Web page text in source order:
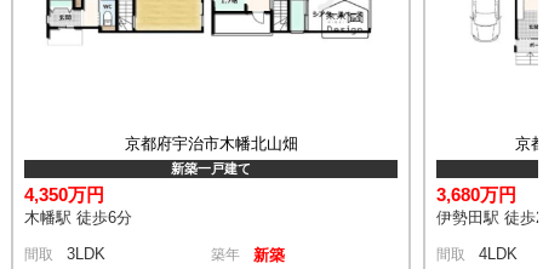
京都府宇治市木幡北山畑
新築一戸建て
4,350万円
木幡駅 徒歩6分
間取 3LDK 築年 新築
京
3,680万円
伊勢田駅 徒歩
間取 4LDK